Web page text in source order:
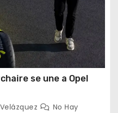
se une a Opel
No Hay